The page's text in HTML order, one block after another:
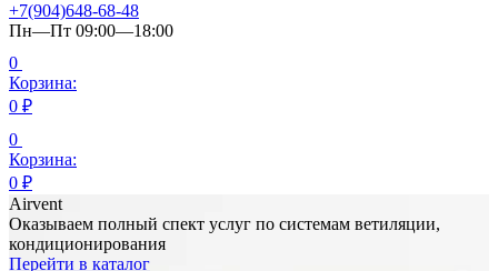
+7(904)648-68-48
Пн—Пт 09:00—18:00
0
Корзина:
0 ₽
0
Корзина:
0 ₽
Airvent
Оказываем полный спект услуг по системам ветиляции,
кондиционирования
Перейти в каталог